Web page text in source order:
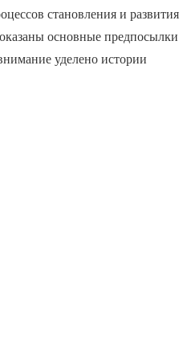
становления и развития
основные предпосылки
уделено истории